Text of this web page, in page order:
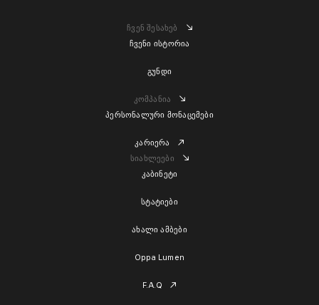
ჩვენ შესახებ
ჩვენი ისტორია
გუნდი
კომპანია
პერსონალური მონაცემები
კარიერა
სიახლეები
კაბინეტი
სტატიები
ახალი ამბები
Oppa Lumen
F.A.Q